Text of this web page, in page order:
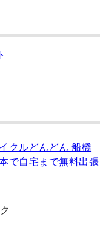
クルどんどん 船橋
で自宅まで無料出張